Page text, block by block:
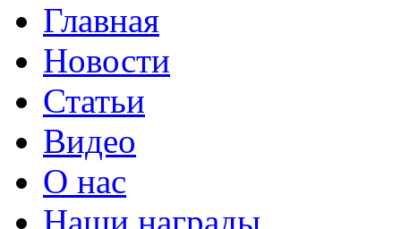
Главная
Новости
Статьи
Видео
О нас